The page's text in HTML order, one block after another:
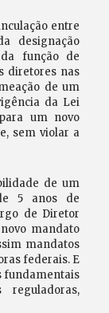
entre
designação
função de
diretores nas
de um
da Lei
um novo
sem violar a
de um
5 anos de
de Diretor
mandato
mandatos
federais. E
fundamentais